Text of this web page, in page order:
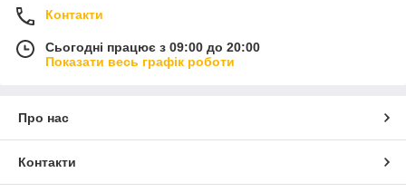
Контакти
Сьогодні працює з 09:00 до 20:00
Показати весь графік роботи
Про нас
Контакти